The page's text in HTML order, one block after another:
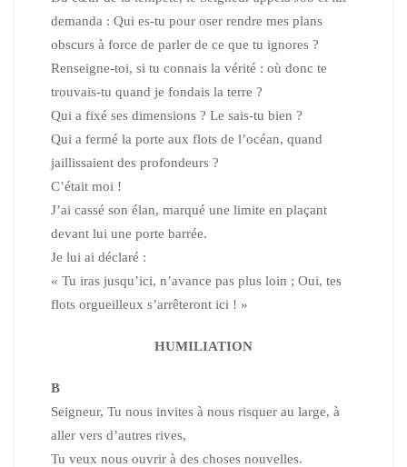
demanda : Qui es-tu pour oser rendre mes plans
obscurs à force de parler de ce que tu ignores ?
Renseigne-toi, si tu connais la vérité : où donc te
trouvais-tu quand je fondais la terre ?
Qui a fixé ses dimensions ? Le sais-tu bien ?
Qui a fermé la porte aux flots de l’océan, quand
jaillissaient des profondeurs ?
C’était moi !
J’ai cassé son élan, marqué une limite en plaçant
devant lui une porte barrée.
Je lui ai déclaré :
« Tu iras jusqu’ici, n’avance pas plus loin ; Oui, tes
flots orgueilleux s’arrêteront ici ! »
HUMILIATION
B
Seigneur, Tu nous invites à nous risquer au large, à
aller vers d’autres rives,
Tu veux nous ouvrir à des choses nouvelles.